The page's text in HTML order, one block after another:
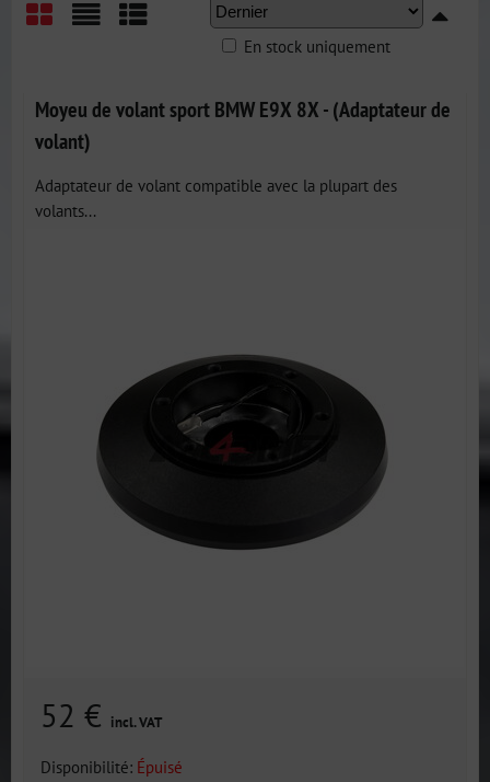
En stock uniquement
Moyeu de volant sport BMW E9X 8X - (Adaptateur de
volant)
Adaptateur de volant compatible avec la plupart des
volants...
52 € incl. VAT
Disponibilité: Épuisé